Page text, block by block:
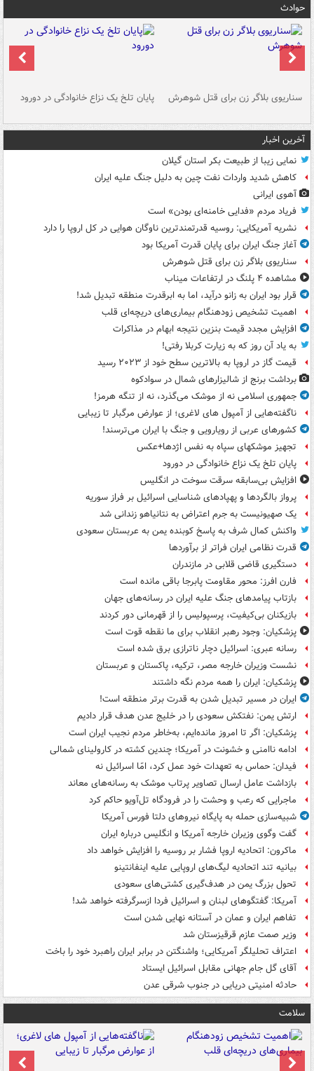
حوادث
سناریوی بلاگر زن برای قتل شوهرش پایان تلخ یک نزاع خانوادگی در دورود
آخرین اخبار
نمایی زیبا از طبیعت بکر استان گیلان
کاهش شدید واردات نفت چین به دلیل جنگ علیه ایران
آهوی ایرانی
فریاد مردم «فدایی خامنه‌ای بودن» است
نشریه آمریکایی: روسیه قدرتمندترین ناوگان هوایی در کل اروپا را دارد
آغاز جنگ ایران برای پایان قدرت آمریکا بود
سناریوی بلاگر زن برای قتل شوهرش
مشاهده ۴ پلنگ در ارتفاعات میناب
قرار بود ایران به زانو درآید، اما به ابرقدرت منطقه تبدیل شد!
اهمیت تشخیص زودهنگام بیماری‌های دریچه‌ای قلب
افزایش مجدد قیمت بنزین نتیجه ابهام در مذاکرات
به یاد آن روز که به زیارت کربلا رفتی!
قیمت گاز در اروپا به بالاترین سطح خود از ۲۰۲۳ رسید
برداشت برنج از شالیزارهای شمال در سوادکوه
جمهوری اسلامی نه از موشک می‌گذرد، نه از تنگه هرمز!
ناگفته‌هایی از آمپول های لاغری؛ از عوارض مرگبار تا زیبایی
کشورهای عربی از رویارویی و جنگ با ایران می‌ترسند!
تجهیز موشکهای سپاه به نفس اژدها+عکس
پایان تلخ یک نزاع خانوادگی در دورود
افزایش بی‌سابقه سرقت سوخت در انگلیس
پرواز بالگردها و پهپادهای شناسایی اسرائیل بر فراز سوریه
یک صهیونیست به جرم اعتراض به نتانیاهو زندانی شد
واکنش کمال شرف به پاسخ کوبنده یمن به عربستان سعودی
قدرت نظامی ایران فراتر از برآوردها
دستگیری قاضی قلابی در مازندران
فارن افرز: محور مقاومت پابرجا باقی مانده است
بازتاب پیامدهای جنگ علیه ایران در رسانه‌های جهان
بازیکنان بی‌کیفیت، پرسپولیس را از قهرمانی دور کردند
پزشکیان: وجود رهبر انقلاب برای ما نقطه قوت است
رسانه عبری: اسرائیل دچار ناترازی برق شده است
نشست وزیران خارجه مصر، ترکیه، پاکستان و عربستان
پزشکیان: ایران را همه مردم نگه داشتند
ایران در مسیر تبدیل شدن به قدرت برتر منطقه است!
ارتش یمن: نفتکش سعودی را در خلیج عدن هدف قرار دادیم
پزشکیان: اگر تا امروز مانده‌ایم، به‌خاطر مردم نجیب ایران است
ادامه ناامنی و خشونت در آمریکا؛ چندین کشته در کارولینای شمالی
فیدان: حماس به تعهدات خود عمل کرد، امّا اسرائیل نه
بازداشت عامل ارسال تصاویر پرتاب موشک به رسانه‌های معاند
ماجرایی که رعب و وحشت را در فرودگاه تل‌آویو حاکم کرد
شبیه‌سازی حمله به پایگاه نیروهای دلتا فورس آمریکا
گفت وگوی وزیران خارجه آمریکا و انگلیس درباره ایران
ماکرون: اتحادیه اروپا فشار بر روسیه را افزایش خواهد داد
بیانیه تند اتحادیه لیگ‌های اروپایی علیه اینفانتینو
تحول بزرگ یمن در هدف‌گیری کشتی‌های سعودی
آمریکا: گفتگوهای لبنان و اسرائیل فردا ازسرگرفته خواهد شد!
تفاهم ایران و عمان در آستانه نهایی شدن است
وزیر صمت عازم قرقیزستان شد
اعتراف تحلیلگر آمریکایی؛ واشنگتن در برابر ایران راهبرد خود را باخت
آقای گل جام جهانی مقابل اسرائیل ایستاد
حادثه امنیتی دریایی در جنوب شرقی عدن
سلامت